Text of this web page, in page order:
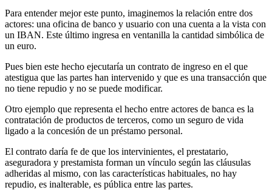
Para entender mejor este punto, imaginemos la relación entre dos
actores: una oficina de banco y usuario con una cuenta a la vista con
un IBAN. Este último ingresa en ventanilla la cantidad simbólica de
un euro.
Pues bien este hecho ejecutaría un contrato de ingreso en el que
atestigua que las partes han intervenido y que es una transacción que
no tiene repudio y no se puede modificar.
Otro ejemplo que representa el hecho entre actores de banca es la
contratación de productos de terceros, como un seguro de vida
ligado a la concesión de un préstamo personal.
El contrato daría fe de que los intervinientes, el prestatario,
aseguradora y prestamista forman un vínculo según las cláusulas
adheridas al mismo, con las características habituales, no hay
repudio, es inalterable, es pública entre las partes.